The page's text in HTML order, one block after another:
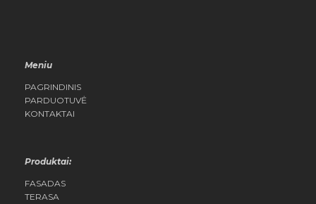
Meniu
PAGRINDINIS
PARDUOTUVĖ
KONTAKTAI
Produktai:
FASADAS
TERASA